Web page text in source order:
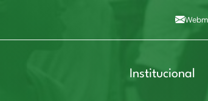
Institucional